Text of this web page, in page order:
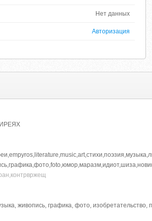
Нет данных
Авторизация
живопись, графика, фото, изобретательство,